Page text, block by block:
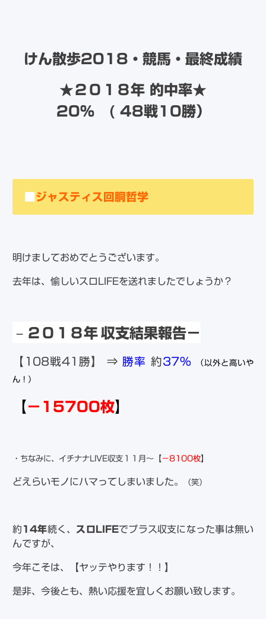
けん散歩2018・競馬・最終成績
★２０１８年 的中率★
20％ ( 48戦10勝）
ジャスティス回胴哲学
明けましておめでとうございます。
去年は、愉しいスロLIFEを送れましたでしょうか？
－ ２０１８年 収支結果報告－
【108戦41勝】 ⇒ 勝率 約37％
（以外と高いや
ん！）
【 －15700枚】
・ちなみに、イチナナLIVE収支１１月～【 －8100枚】
どえらいモノにハマってしまいました。 （笑）
約 14年続く、 スロLIFEでプラス収支になった事は無い
んですが、
今年こそは、【ヤッテやります！！】
是非、今後とも、熱い応援を宜しくお願い致します。